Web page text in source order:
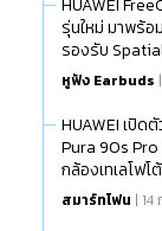
HUAWEI
รุ่นใหม่ มาพร้อ
รองรับ
สูงสุด 38 ชั่วโ
หูฟัง Earbuds
HUAWEI เปิด
Pura 90s Pro
กล้องเทเลโฟโ
สมาร์ทโฟน | 14